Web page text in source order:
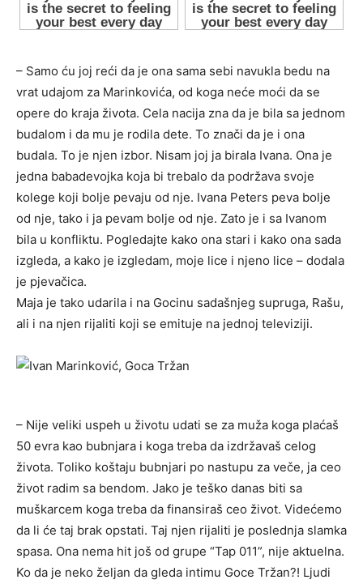
– Samo ću joj reći da je ona sama sebi navukla bedu na
vrat udajom za Marinkovića, od koga neće moći da se
opere do kraja života. Cela nacija zna da je bila sa jednom
budalom i da mu je rodila dete. To znači da je i ona
budala. To je njen izbor. Nisam joj ja birala Ivana. Ona je
jedna babadevojka koja bi trebalo da podržava svoje
kolege koji bolje pevaju od nje. Ivana Peters peva bolje
od nje, tako i ja pevam bolje od nje. Zato je i sa Ivanom
bila u konfliktu. Pogledajte kako ona stari i kako ona sada
izgleda, a kako je izgledam, moje lice i njeno lice – dodala
je pjevačica.
Maja je tako udarila i na Gocinu sadašnjeg supruga, Rašu,
ali i na njen rijaliti koji se emituje na jednoj televiziji.
– Nije veliki uspeh u životu udati se za muža koga plaćaš
50 evra kao bubnjara i koga treba da izdržavaš celog
života. Toliko koštaju bubnjari po nastupu za veče, ja ceo
život radim sa bendom. Jako je teško danas biti sa
muškarcem koga treba da finansiraš ceo život. Videćemo
da li će taj brak opstati. Taj njen rijaliti je poslednja slamka
spasa. Ona nema hit još od grupe “Tap 011”, nije aktuelna.
Ko da je neko željan da gleda intimu Goce Tržan?! Ljudi